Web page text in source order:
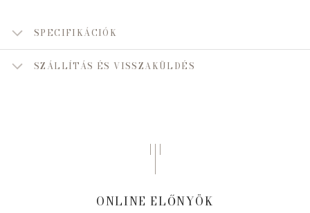
SPECIFIKÁCIÓK
SZÁLLÍTÁS ÉS VISSZAKÜLDÉS
ONLINE ELŐNYÖK